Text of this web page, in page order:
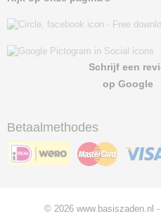
Schrijf een
op Google
Betaalmethodes
© 2026 www.basiszaden.nl